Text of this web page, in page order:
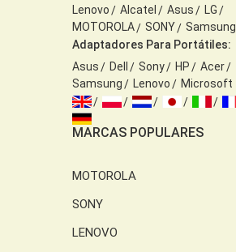
Lenovo Alcatel Asus
LG
MOTOROLA
SONY Samsung
Adaptadores Para Portátiles:
Asus
Dell Sony HP
Acer
Samsung
Lenovo Microsoft
MARCAS POPULARES
MOTOROLA
SONY
LENOVO